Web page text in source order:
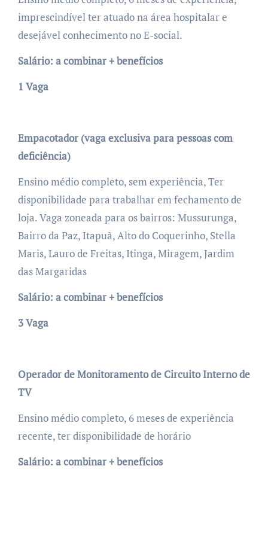
imprescindível ter atuado na área hospitalar e
desejável conhecimento no E-social.
Salário: a combinar + benefícios
1 Vaga
Empacotador (vaga exclusiva para pessoas com
deficiência)
Ensino médio completo, sem experiência, Ter
disponibilidade para trabalhar em fechamento de
loja. Vaga zoneada para os bairros: Mussurunga,
Bairro da Paz, Itapuã, Alto do Coquerinho, Stella
Maris, Lauro de Freitas, Itinga, Miragem, Jardim
das Margaridas
Salário: a combinar + benefícios
3 Vaga
Operador de Monitoramento de Circuito Interno de
TV
Ensino médio completo, 6 meses de experiência
recente, ter disponibilidade de horário
Salário: a combinar + benefícios